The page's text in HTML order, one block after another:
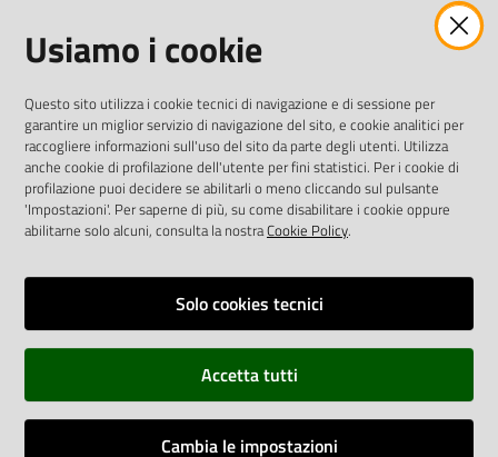
twitterfacebookyoutube
AREA DIPENDENTI
Posta Elettronica Aziendale
Cloud aziendale(manuale di istruzioni)
Portale del Dipendente
Sito intranet
Redazione web
Credits
Usiamo i cookie
Questo sito utilizza i cookie tecnici di navigazione e di sessione per
garantire un miglior servizio di navigazione del sito, e cookie analitici per
raccogliere informazioni sull'uso del sito da parte degli utenti. Utilizza
anche cookie di profilazione dell'utente per fini statistici. Per i cookie di
profilazione puoi decidere se abilitarli o meno cliccando sul pulsante
'Impostazioni'. Per saperne di più, su come disabilitare i cookie oppure
abilitarne solo alcuni, consulta la nostraCookie Policy.
Solo cookies tecnici
Accetta tutti
Cambia le impostazioni